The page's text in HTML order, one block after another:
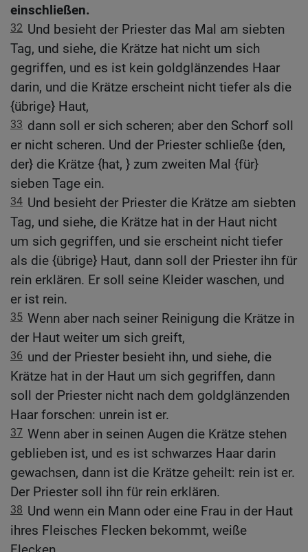
einschließen.
32 Und besieht der Priester das Mal am siebten
Tag, und siehe, die Krätze hat nicht um sich
gegriffen, und es ist kein goldglänzendes Haar
darin, und die Krätze erscheint nicht tiefer als die
{übrige} Haut,
33 dann soll er sich scheren; aber den Schorf soll
er nicht scheren. Und der Priester schließe {den,
der} die Krätze {hat, } zum zweiten Mal {für}
sieben Tage ein.
34 Und besieht der Priester die Krätze am siebten
Tag, und siehe, die Krätze hat in der Haut nicht
um sich gegriffen, und sie erscheint nicht tiefer
als die {übrige} Haut, dann soll der Priester ihn für
rein erklären. Er soll seine Kleider waschen, und
er ist rein.
35 Wenn aber nach seiner Reinigung die Krätze in
der Haut weiter um sich greift,
36 und der Priester besieht ihn, und siehe, die
Krätze hat in der Haut um sich gegriffen, dann
soll der Priester nicht nach dem goldglänzenden
Haar forschen: unrein ist er.
37 Wenn aber in seinen Augen die Krätze stehen
geblieben ist, und es ist schwarzes Haar darin
gewachsen, dann ist die Krätze geheilt: rein ist er.
Der Priester soll ihn für rein erklären.
38 Und wenn ein Mann oder eine Frau in der Haut
ihres Fleisches Flecken bekommt, weiße